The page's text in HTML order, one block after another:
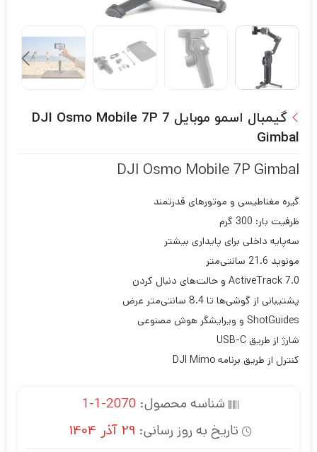
گیمبال اسمو موبایل 7 DJI Osmo Mobile 7P
Gimbal
DJI Osmo Mobile 7P Gimbal
گیره مغناطیسی و موتورهای قدرتمند
ظرفیت بار: 300 گرم
سه‌پایه داخلی برای پایداری بیشتر
مونوپد 21.6 سانتی‌متر
ActiveTrack 7.0 و حالت‌های دنبال کردن
پشتیبانی از گوشی‌ها تا 8.4 سانتی‌متر عرض
ShotGuides و ویرایشگر هوش مصنوعی
شارژ از طریق USB-C
کنترل از طریق برنامه DJI Mimo
شناسه محصول: 2070-1-1
تاریخ به روز رسانی: 29 آذر 1404